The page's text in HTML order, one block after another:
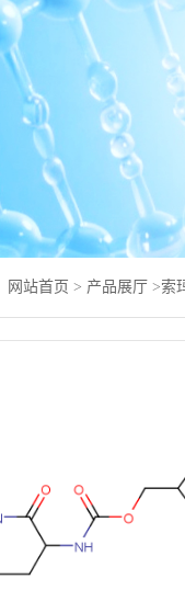
网站首页 > 产品展厅 >索